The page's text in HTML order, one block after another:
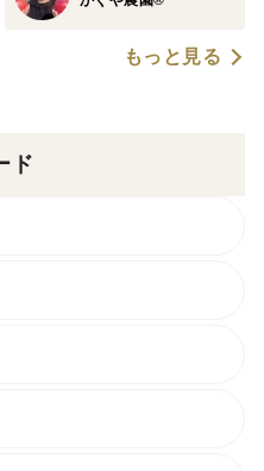
る他社様の黒にんにくと
に高いんです！！同じ重量
GABAの含有量を分析済
ぱい食べても全く問題ご
した自然食品です。気候
相談のうえ、商品パッ
しております☆
もっと見る
ド